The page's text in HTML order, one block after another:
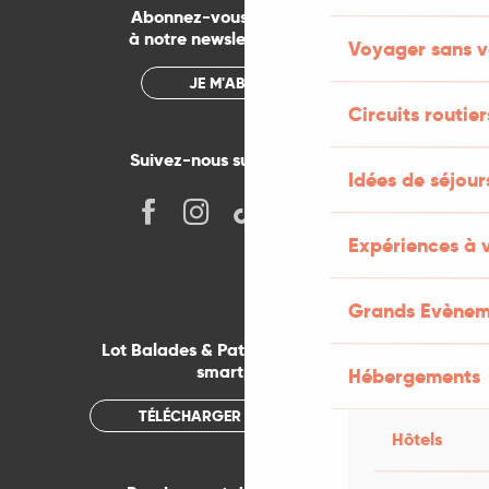
Voyager sans
Circuits
Idées de
Expériences à
Grands
Hébergements
Hôtels
Abonnez-vous gratuitement
à notre newsletter mensuelle
JE M'ABONNE
Suivez-nous sur les réseaux !
Lot Balades & Patrimoines sur votre
smartphone
TÉLÉCHARGER L'APPLICATION